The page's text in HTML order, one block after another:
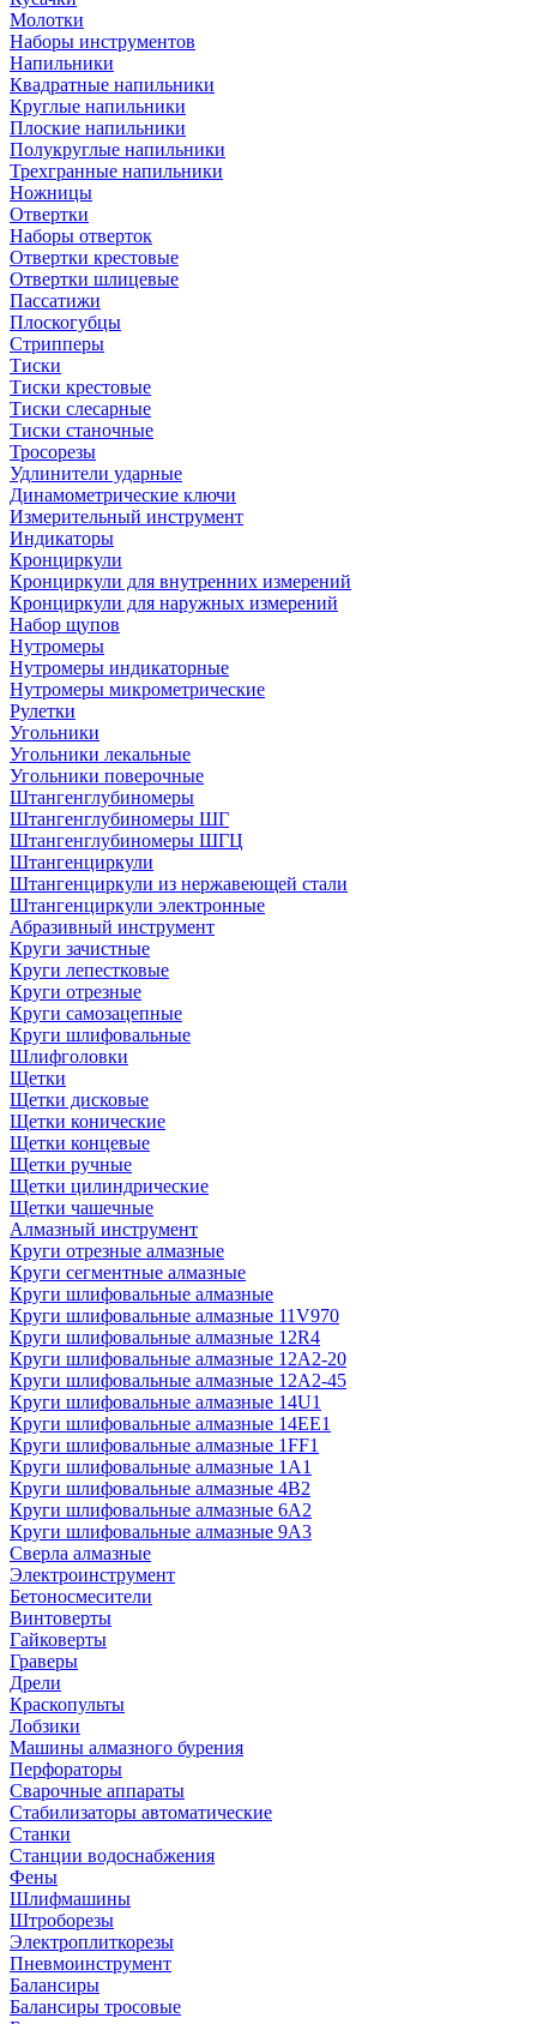
Молотки
Наборы инструментов
Напильники
Квадратные напильники
Круглые напильники
Плоские напильники
Полукруглые напильники
Трехгранные напильники
Ножницы
Отвертки
Наборы отверток
Отвертки крестовые
Отвертки шлицевые
Пассатижи
Плоскогубцы
Стрипперы
Тиски
Тиски крестовые
Тиски слесарные
Тиски станочные
Тросорезы
Удлинители ударные
Динамометрические ключи
Измерительный инструмент
Индикаторы
Кронциркули
Кронциркули для внутренних измерений
Кронциркули для наружных измерений
Набор щупов
Нутромеры
Нутромеры индикаторные
Нутромеры микрометрические
Рулетки
Угольники
Угольники лекальные
Угольники поверочные
Штангенглубиномеры
Штангенглубиномеры ШГ
Штангенглубиномеры ШГЦ
Штангенциркули
Штангенциркули из нержавеющей стали
Штангенциркули электронные
Абразивный инструмент
Круги зачистные
Круги лепестковые
Круги отрезные
Круги самозацепные
Круги шлифовальные
Шлифголовки
Щетки
Щетки дисковые
Щетки конические
Щетки концевые
Щетки ручные
Щетки цилиндрические
Щетки чашечные
Алмазный инструмент
Круги отрезные алмазные
Круги сегментные алмазные
Круги шлифовальные алмазные
Круги шлифовальные алмазные 11V970
Круги шлифовальные алмазные 12R4
Круги шлифовальные алмазные 12А2-20
Круги шлифовальные алмазные 12А2-45
Круги шлифовальные алмазные 14U1
Круги шлифовальные алмазные 14ЕЕ1
Круги шлифовальные алмазные 1FF1
Круги шлифовальные алмазные 1А1
Круги шлифовальные алмазные 4В2
Круги шлифовальные алмазные 6A2
Круги шлифовальные алмазные 9А3
Сверла алмазные
Электроинструмент
Бетоносмесители
Винтоверты
Гайковерты
Граверы
Дрели
Краскопульты
Лобзики
Машины алмазного бурения
Перфораторы
Сварочные аппараты
Стабилизаторы автоматические
Станки
Станции водоснабжения
Фены
Шлифмашины
Штроборезы
Электроплиткорезы
Пневмоинструмент
Балансиры
Балансиры тросовые